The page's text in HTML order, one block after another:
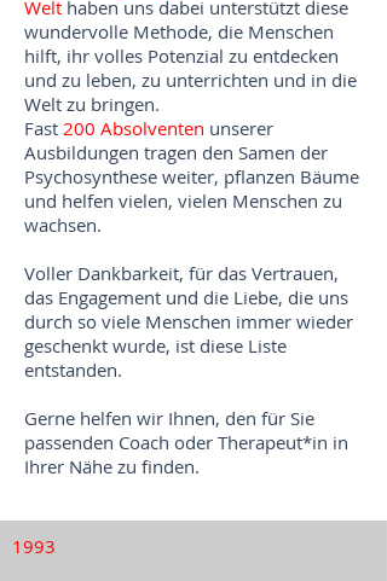
Welt haben uns dabei unterstützt diese
wundervolle Methode, die Menschen
hilft, ihr volles Potenzial zu entdecken
und zu leben, zu unterrichten und in die
Welt zu bringen.
Fast 200 Absolventen unserer
Ausbildungen tragen den Samen der
Psychosynthese weiter, pflanzen Bäume
und helfen vielen, vielen Menschen zu
wachsen.
Voller Dankbarkeit, für das Vertrauen,
das Engagement und die Liebe, die uns
durch so viele Menschen immer wieder
geschenkt wurde, ist diese Liste
entstanden.
Gerne helfen wir Ihnen, den für Sie
passenden Coach oder Therapeut*in in
Ihrer Nähe zu finden.
1993